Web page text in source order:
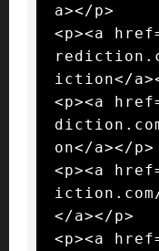
a></p>
<p><a
iction</
<p><a
on</a></p>
<p><a
</a></p>
<p><a